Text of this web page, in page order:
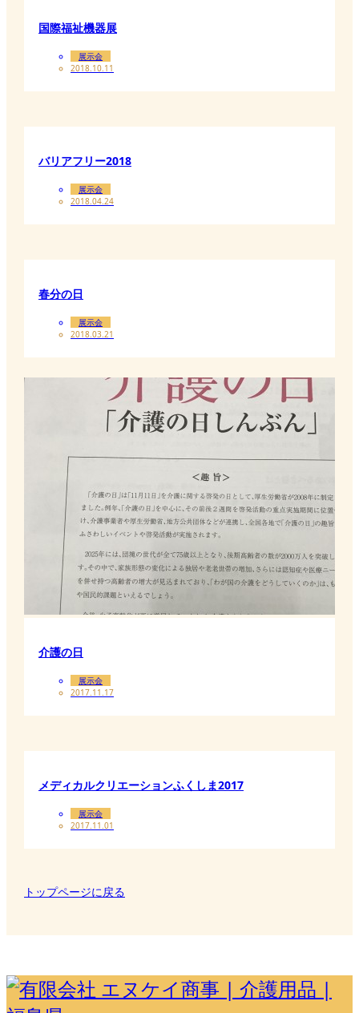
国際福祉機器展
展示会
2018.10.11
バリアフリー2018
展示会
2018.04.24
春分の日
展示会
2018.03.21
介護の日
展示会
2017.11.17
メディカルクリエーションふくしま2017
展示会
2017.11.01
トップページに戻る